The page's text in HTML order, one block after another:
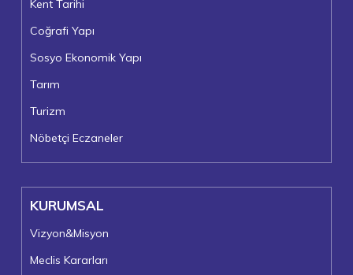
Kent Tarihi
Coğrafi Yapı
Sosyo Ekonomik Yapı
Tarım
Turizm
Nöbetçi Eczaneler
KURUMSAL
Vizyon&Misyon
Meclis Kararları